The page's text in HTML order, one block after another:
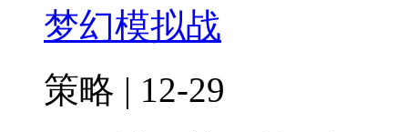
梦幻模拟战
策略 | 12-29